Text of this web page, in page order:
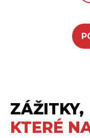
ZÁŽITKY,
KTERÉ